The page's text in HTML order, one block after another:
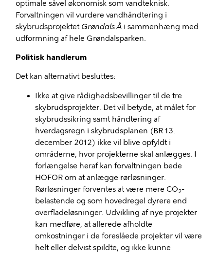
optimale såvel økonomisk som vandteknisk.
Forvaltningen vil vurdere vandhåndtering i
skybrudsprojektet Grøndals Å i sammenhæng med
udformning af hele Grøndalsparken.
Politisk handlerum
Det kan alternativt besluttes:
Ikke at give rådighedsbevillinger til de tre
skybrudsprojekter. Det vil betyde, at målet for
skybrudssikring samt håndtering af
hverdagsregn i skybrudsplanen (BR 13.
december 2012) ikke vil blive opfyldt i
områderne, hvor projekterne skal anlægges. I
forlængelse heraf kan forvaltningen bede
HOFOR om at anlægge rørløsninger.
Rørløsninger forventes at være mere CO2-
belastende og som hovedregel dyrere end
overfladeløsninger. Udvikling af nye projekter
kan medføre, at allerede afholdte
omkostninger i de foreslåede projekter vil være
helt eller delvist spildte, og ikke kunne